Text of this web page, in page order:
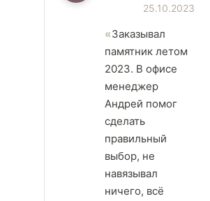
25.10.2023
Заказывал
памятник летом
2023. В офисе
менеджер
Андрей помог
сделать
правильный
выбор, не
навязывал
ничего, всё